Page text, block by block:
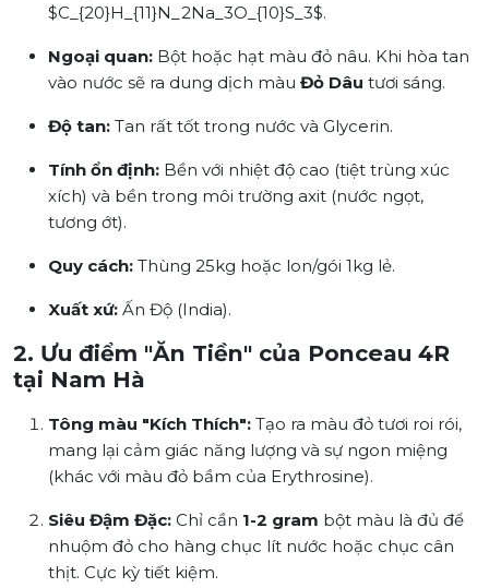
$C_{20}H_{11}N_2Na_3O_{10}S_3$.
Ngoại quan: Bột hoặc hạt màu đỏ nâu. Khi hòa tan
vào nước sẽ ra dung dịch màu Đỏ Dâu tươi sáng.
Độ tan: Tan rất tốt trong nước và Glycerin.
Tính ổn định: Bền với nhiệt độ cao (tiệt trùng xúc
xích) và bền trong môi trường axit (nước ngọt,
tương ớt).
Quy cách: Thùng 25kg hoặc lon/gói 1kg lẻ.
Xuất xứ: Ấn Độ (India).
2. Ưu điểm "Ăn Tiền" của Ponceau 4R
tại Nam Hà
Tông màu "Kích Thích": Tạo ra màu đỏ tươi roi rói,
mang lại cảm giác năng lượng và sự ngon miệng
(khác với màu đỏ bầm của Erythrosine).
Siêu Đậm Đặc: Chỉ cần 1-2 gram bột màu là đủ để
nhuộm đỏ cho hàng chục lít nước hoặc chục cân
thịt. Cực kỳ tiết kiệm.